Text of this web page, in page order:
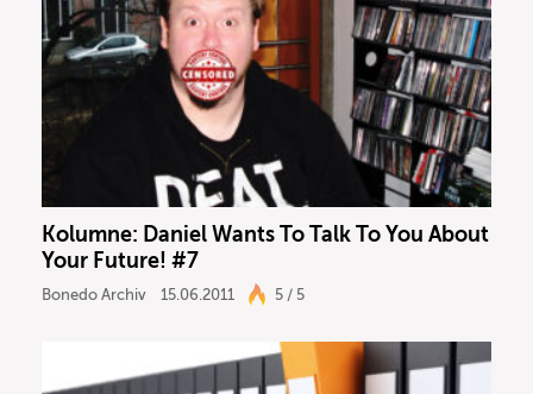
Kolumne: Daniel Wants To Talk To You About
Your Future! #7
Bonedo Archiv 15.06.2011 5 / 5